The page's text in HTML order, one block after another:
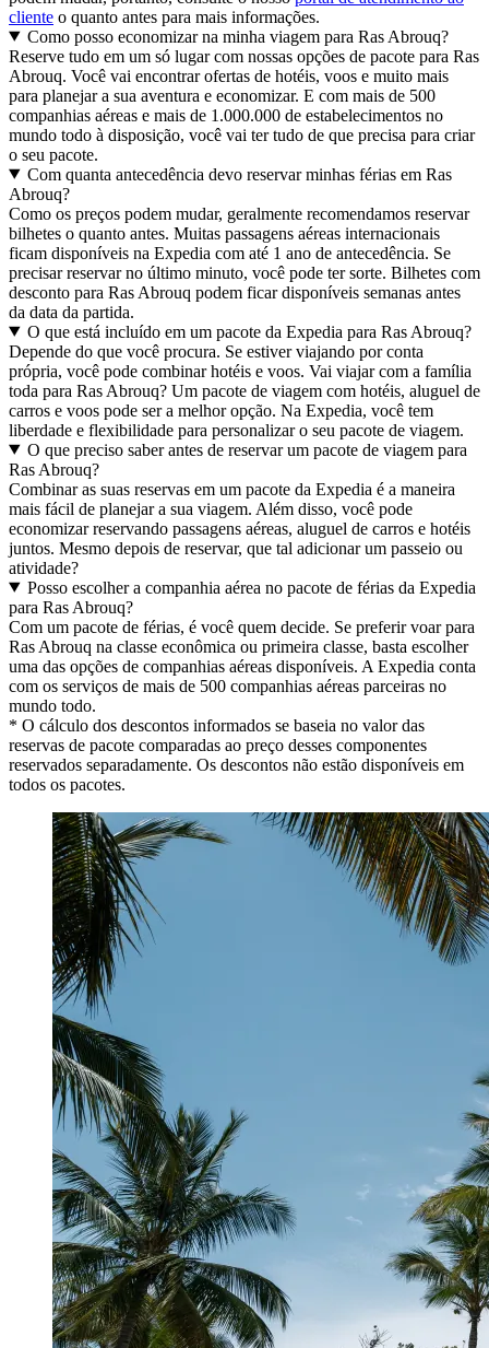
cliente o quanto antes para mais informações.
Como posso economizar na minha viagem para Ras Abrouq?
Reserve tudo em um só lugar com nossas opções de pacote para Ras
Abrouq. Você vai encontrar ofertas de hotéis, voos e muito mais
para planejar a sua aventura e economizar. E com mais de 500
companhias aéreas e mais de 1.000.000 de estabelecimentos no
mundo todo à disposição, você vai ter tudo de que precisa para criar
o seu pacote.
Com quanta antecedência devo reservar minhas férias em Ras
Abrouq?
Como os preços podem mudar, geralmente recomendamos reservar
bilhetes o quanto antes. Muitas passagens aéreas internacionais
ficam disponíveis na Expedia com até 1 ano de antecedência. Se
precisar reservar no último minuto, você pode ter sorte. Bilhetes com
desconto para Ras Abrouq podem ficar disponíveis semanas antes
da data da partida.
O que está incluído em um pacote da Expedia para Ras Abrouq?
Depende do que você procura. Se estiver viajando por conta
própria, você pode combinar hotéis e voos. Vai viajar com a família
toda para Ras Abrouq? Um pacote de viagem com hotéis, aluguel de
carros e voos pode ser a melhor opção. Na Expedia, você tem
liberdade e flexibilidade para personalizar o seu pacote de viagem.
O que preciso saber antes de reservar um pacote de viagem para
Ras Abrouq?
Combinar as suas reservas em um pacote da Expedia é a maneira
mais fácil de planejar a sua viagem. Além disso, você pode
economizar reservando passagens aéreas, aluguel de carros e hotéis
juntos. Mesmo depois de reservar, que tal adicionar um passeio ou
atividade?
Posso escolher a companhia aérea no pacote de férias da Expedia
para Ras Abrouq?
Com um pacote de férias, é você quem decide. Se preferir voar para
Ras Abrouq na classe econômica ou primeira classe, basta escolher
uma das opções de companhias aéreas disponíveis. A Expedia conta
com os serviços de mais de 500 companhias aéreas parceiras no
mundo todo.
* O cálculo dos descontos informados se baseia no valor das
reservas de pacote comparadas ao preço desses componentes
reservados separadamente. Os descontos não estão disponíveis em
todos os pacotes.